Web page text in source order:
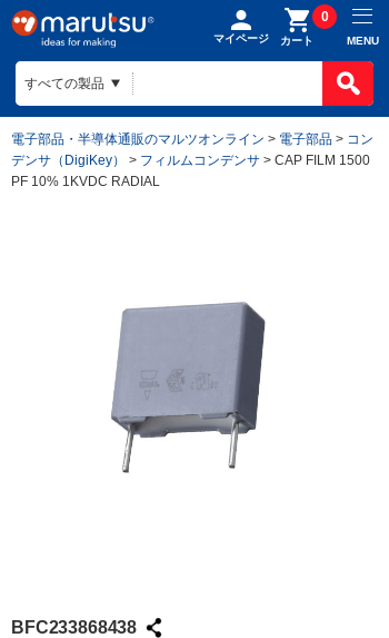
マイページ カート
0
MENU
電子部品・半導体通販のマルツオンライン > 電子部品 > コン
デンサ（DigiKey）
> フィルムコンデンサ > CAP FILM 1500
PF 10% 1KVDC RADIAL
BFC233868438